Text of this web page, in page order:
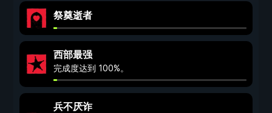
祭奠逝者
西部最强
完成度达到 100%。
兵不厌诈